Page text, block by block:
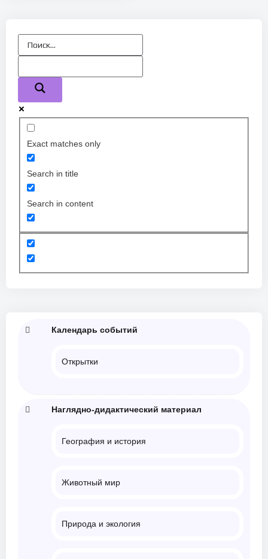
Exact matches only
Search in title
Search in content
Календарь событий
Открытки
Наглядно-дидактический материал
География и история
Животный мир
Природа и экология